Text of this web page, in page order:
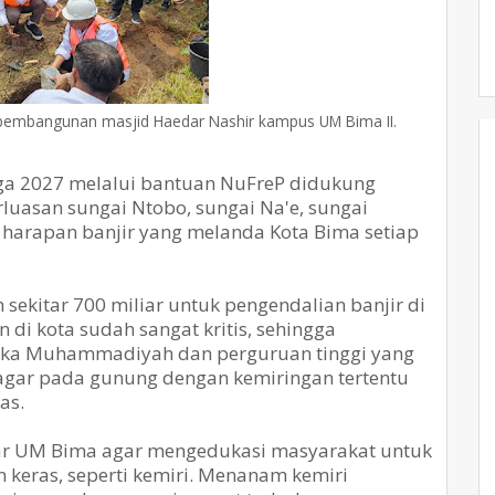
masjid Haedar Nashir kampus UM Bima II.
2027 melalui bantuan NuFreP didukung
sungai Ntobo, sungai Na'e, sungai
banjir yang melanda Kota Bima setiap
sekitar 700 miliar untuk pengendalian banjir di
di kota sudah sangat kritis, sehingga
Muhammadiyah dan perguruan tinggi yang
pada gunung dengan kemiringan tertentu
UM Bima agar mengedukasi masyarakat untuk
seperti kemiri. Menanam kemiri